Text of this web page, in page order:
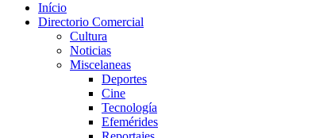
Início
Directorio Comercial
Cultura
Noticias
Miscelaneas
Deportes
Cine
Tecnología
Efemérides